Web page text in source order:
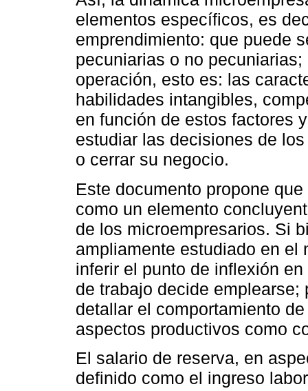
elementos específicos, es
emprendimiento: que puede
pecuniarias o no
operación, esto es: las
habilidades intangibles,
en función de estos factores
estudiar las decisiones de
o cerrar su negocio.
Este documento propone
como un elemento
de los microempresarios. Si
ampliamente estudiado en el
inferir el punto de inflexión
de trabajo decide
detallar el comportamiento
aspectos productivos como
El salario de reserva, en
definido como el ingreso